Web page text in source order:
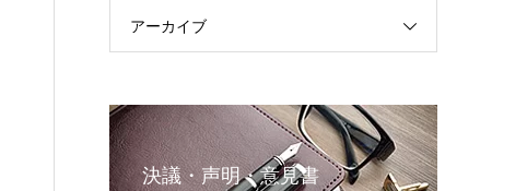
アーカイブ
決議・声明・意見書